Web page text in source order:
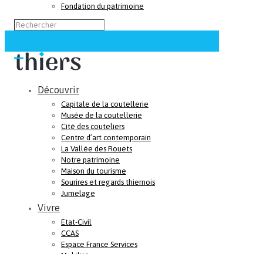
Fondation du patrimoine
Découvrir
Capitale de la coutellerie
Musée de la coutellerie
Cité des couteliers
Centre d’art contemporain
La Vallée des Rouets
Notre patrimoine
Maison du tourisme
Sourires et regards thiernois
Jumelage
Vivre
Etat-Civil
CCAS
Espace France Services